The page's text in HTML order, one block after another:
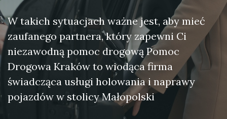
W takich sytuacjach ważne jest, aby mieć
zaufanego partnera, który zapewni Ci
niezawodną pomoc drogową Pomoc
Drogowa Kraków to wiodąca firma
świadcząca usługi holowania i naprawy
pojazdów w stolicy Małopolski